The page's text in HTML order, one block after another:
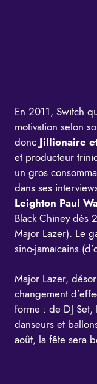
En 2011, Switch
motivation selon
donc Jillionaire
et producteur
un gros
dans ses
Leighton Paul
Black Chiney dès
Major Lazer). Le
sino-jamaïcains
Major Lazer,
changement
forme : de DJ Set,
danseurs et
août, la fête sera